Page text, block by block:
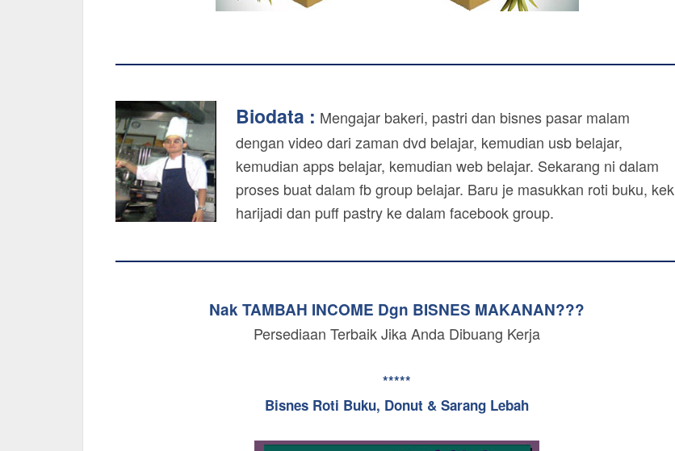
Biodata : Mengajar bakeri, pastri dan bisnes pasar malam
dengan video dari zaman dvd belajar, kemudian usb belajar,
kemudian apps belajar, kemudian web belajar. Sekarang ni dalam
proses buat dalam fb group belajar. Baru je masukkan roti buku, kek
harijadi dan puff pastry ke dalam facebook group.
Nak TAMBAH INCOME Dgn BISNES MAKANAN???
Persediaan Terbaik Jika Anda Dibuang Kerja
*****
Bisnes Roti Buku, Donut & Sarang Lebah